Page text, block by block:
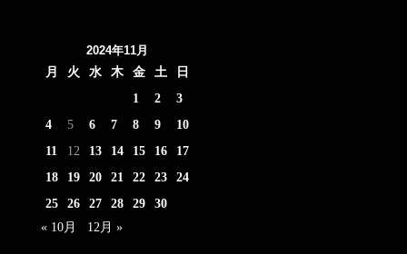
2024年11月
月
火 水 木 金 土
日
1
2
3
4
5 6 7 8 9
10
11
12 13 14 15 16
17
18
19 20 21 22 23
24
25
26 27 28 29
30
« 10月
12月 »